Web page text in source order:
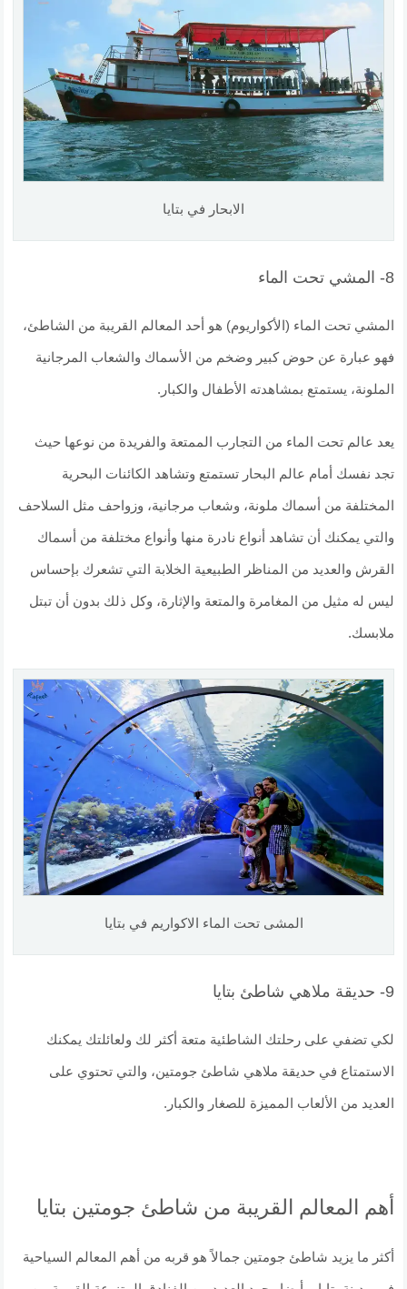
الابحار في بتايا
8- المشي تحت الماء
المشي تحت الماء (الأكواريوم) هو أحد المعالم القريبة من الشاطئ،
فهو عبارة عن حوض كبير وضخم من الأسماك والشعاب المرجانية
الملونة، يستمتع بمشاهدته الأطفال والكبار.
يعد عالم تحت الماء من التجارب الممتعة والفريدة من نوعها حيث
تجد نفسك أمام عالم البحار تستمتع وتشاهد الكائنات البحرية
المختلفة من أسماك ملونة، وشعاب مرجانية، وزواحف مثل السلاحف
والتي يمكنك أن تشاهد أنواع نادرة منها وأنواع مختلفة من أسماك
القرش والعديد من المناظر الطبيعية الخلابة التي تشعرك بإحساس
ليس له مثيل من المغامرة والمتعة والإثارة، وكل ذلك بدون أن تبتل
ملابسك.
المشى تحت الماء الاكواريم في بتايا
9- حديقة ملاهي شاطئ بتايا
لكي تضفي على رحلتك الشاطئية متعة أكثر لك ولعائلتك يمكنك
الاستمتاع في حديقة ملاهي شاطئ جومتين، والتي تحتوي على
العديد من الألعاب المميزة للصغار والكبار.
أهم المعالم القريبة من شاطئ جومتين بتايا
أكثر ما يزيد شاطئ جومتين جمالاً هو قربه من أهم المعالم السياحية